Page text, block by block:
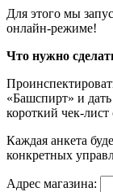
Для этого мы
онлайн-режиме!
Что нужно
«Башспирт» и
короткий чек-лист
Каждая анкета
конкретных
Адрес магазина: